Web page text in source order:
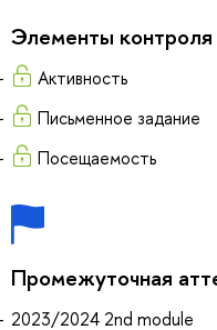
Элементы контроля
Активность
Письменное задание
Посещаемость
Промежуточная
2023/2024 2nd module